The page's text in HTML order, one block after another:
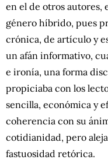
en el de otros autores,
género híbrido, pues
crónica, de artículo y
un afán informativo,
e ironía, una forma
propiciaba con los
sencilla, económica y
coherencia con su
cotidianidad, pero
fastuosidad retórica.